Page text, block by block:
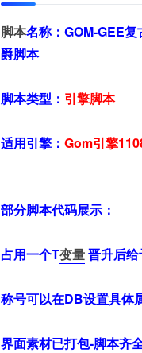
脚本名称： GOM-GEE
爵脚本
脚本类型： 引擎脚本
适用引擎： Gom引擎
部分脚本代码展示：
占用一个T变量晋升后
称号可以在DB设置具体
界面素材已打包-脚本齐